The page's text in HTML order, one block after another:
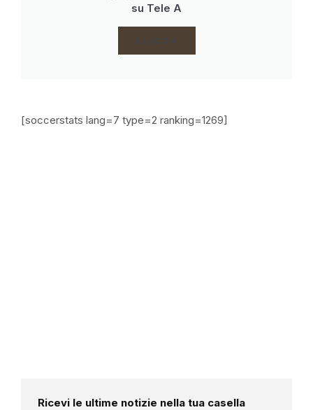
su Tele A
CLICCA
[soccerstats lang=7 type=2 ranking=1269]
Ricevi le ultime notizie nella tua casella